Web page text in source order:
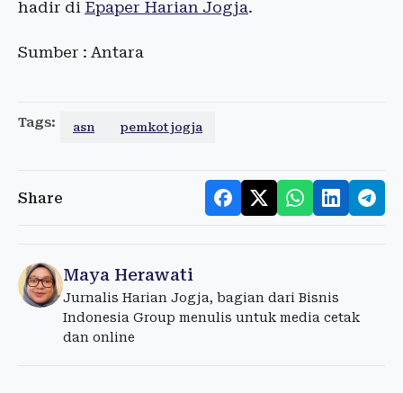
hadir di Epaper Harian Jogja.
Sumber : Antara
Tags: asn pemkot jogja
Share
Maya Herawati
Jurnalis Harian Jogja, bagian dari Bisnis
Indonesia Group menulis untuk media cetak
dan online